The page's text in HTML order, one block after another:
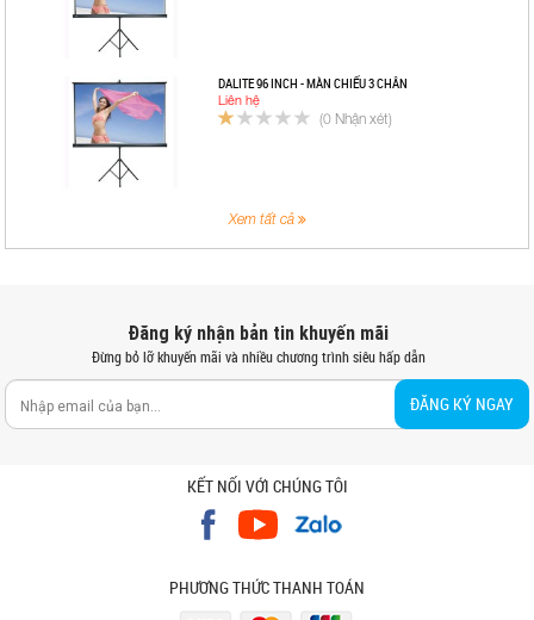
DALITE 96 INCH - MÀN CHIẾU 3 CHÂN
Liên hệ
(0 Nhận xét)
Xem tất cả
Đăng ký nhận bản tin khuyến mãi
Đừng bỏ lỡ khuyến mãi và nhiều chương trình siêu hấp dẫn
ĐĂNG KÝ NGAY
KẾT NỐI VỚI CHÚNG TÔI
PHƯƠNG THỨC THANH TOÁN